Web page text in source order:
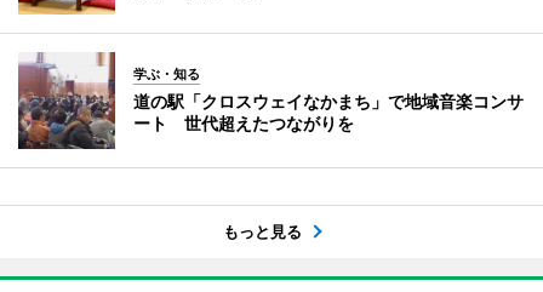
学ぶ・知る
道の駅「クロスウェイなかまち」で地域音楽コンサ
ート 世代超えたつながりを
もっと見る